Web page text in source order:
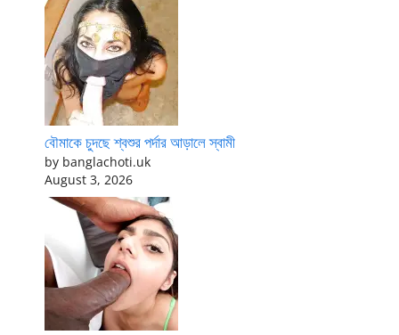
বৌমাকে চুদছে শ্বশুর পর্দার আড়ালে স্বামী
by banglachoti.uk
August 3, 2026